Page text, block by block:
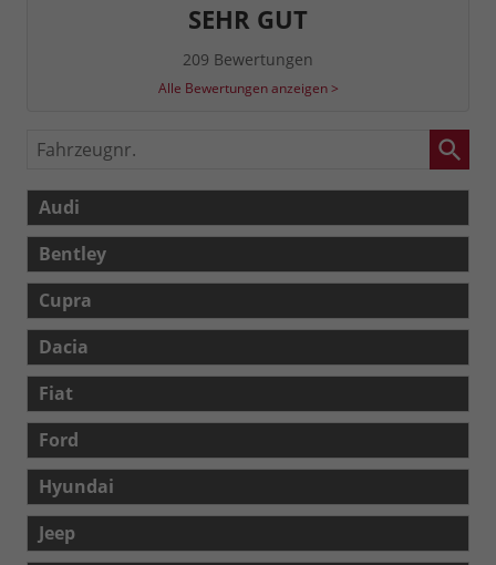
SEHR GUT
209 Bewertungen
Alle Bewertungen anzeigen >
Fahrzeugnr.
Audi
Bentley
Cupra
Dacia
Fiat
Ford
Hyundai
Jeep